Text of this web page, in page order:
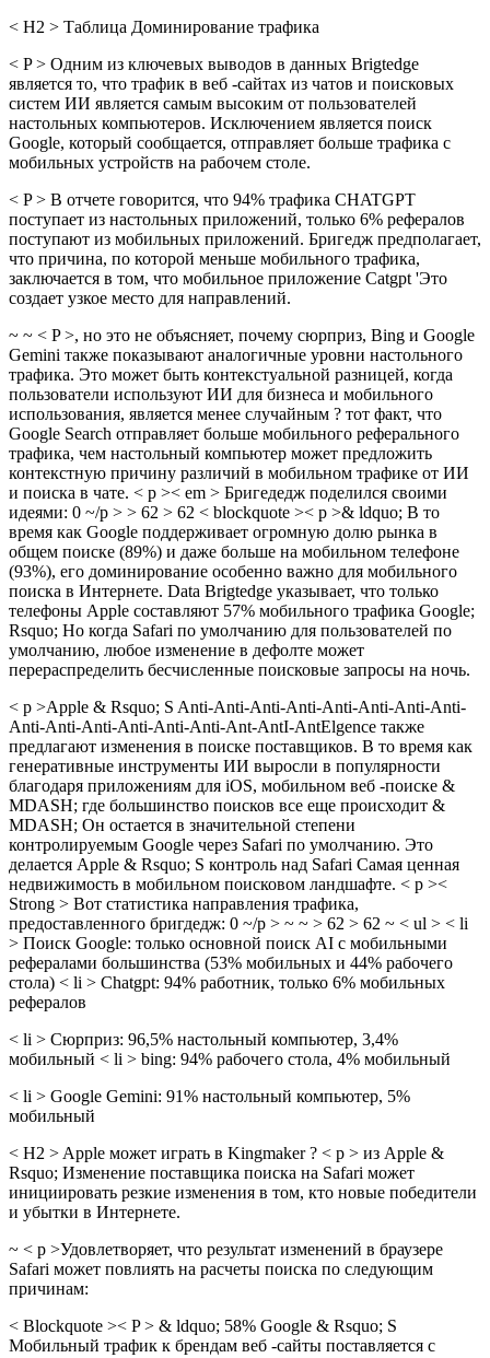
< H2 > Таблица Доминирование трафика
< P > Одним из ключевых выводов в данных Brigtedge
является то, что трафик в веб -сайтах из чатов и поисковых
систем ИИ является самым высоким от пользователей
настольных компьютеров. Исключением является поиск
Google, который сообщается, отправляет больше трафика с
мобильных устройств на рабочем столе.
< P > В отчете говорится, что 94% трафика CHATGPT
поступает из настольных приложений, только 6% рефералов
поступают из мобильных приложений. Бригедж предполагает,
что причина, по которой меньше мобильного трафика,
заключается в том, что мобильное приложение Catgpt 'Это
создает узкое место для направлений.
~ ~ < P >, но это не объясняет, почему сюрприз, Bing и Google
Gemini также показывают аналогичные уровни настольного
трафика. Это может быть контекстуальной разницей, когда
пользователи используют ИИ для бизнеса и мобильного
использования, является менее случайным ? тот факт, что
Google Search отправляет больше мобильного реферального
трафика, чем настольный компьютер может предложить
контекстную причину различий в мобильном трафике от ИИ
и поиска в чате. < p >< em > Бригедедж поделился своими
идеями: 0 ~/p > > 62 > 62 < blockquote >< p >& ldquo; В то
время как Google поддерживает огромную долю рынка в
общем поиске (89%) и даже больше на мобильном телефоне
(93%), его доминирование особенно важно для мобильного
поиска в Интернете. Data Brigtedge указывает, что только
телефоны Apple составляют 57% мобильного трафика Google;
Rsquo; Но когда Safari по умолчанию для пользователей по
умолчанию, любое изменение в дефолте может
перераспределить бесчисленные поисковые запросы на ночь.
< p >Apple & Rsquo; S Anti-Anti-Anti-Anti-Anti-Anti-Anti-Anti-
Anti-Anti-Anti-Anti-Anti-Anti-Ant-AntI-AntElgence также
предлагают изменения в поиске поставщиков. В то время как
генеративные инструменты ИИ выросли в популярности
благодаря приложениям для iOS, мобильном веб -поиске &
MDASH; где большинство поисков все еще происходит &
MDASH; Он остается в значительной степени
контролируемым Google через Safari по умолчанию. Это
делается Apple & Rsquo; S контроль над Safari Самая ценная
недвижимость в мобильном поисковом ландшафте. < p ><
Strong > Вот статистика направления трафика,
предоставленного бригдедж: 0 ~/p > ~ ~ > 62 > 62 ~ < ul > < li
> Поиск Google: только основной поиск AI с мобильными
рефералами большинства (53% мобильных и 44% рабочего
стола) < li > Chatgpt: 94% работник, только 6% мобильных
рефералов
< li > Сюрприз: 96,5% настольный компьютер, 3,4%
мобильный < li > bing: 94% рабочего стола, 4% мобильный
< li > Google Gemini: 91% настольный компьютер, 5%
мобильный
< H2 > Apple может играть в Kingmaker ? < p > из Apple &
Rsquo; Изменение поставщика поиска на Safari может
инициировать резкие изменения в том, кто новые победители
и убытки в Интернете.
~ < p >Удовлетворяет, что результат изменений в браузере
Safari может повлиять на расчеты поиска по следующим
причинам:
< Blockquote >< P > & ldquo; 58% Google & Rsquo; S
Мобильный трафик к брендам веб -сайты поставляется с